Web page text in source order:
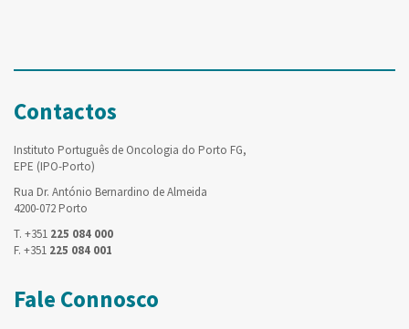
Contactos
Instituto Português de Oncologia do Porto FG,
EPE (IPO-Porto)
Rua Dr. António Bernardino de Almeida
4200-072 Porto
T. +351 225 084 000
F. +351 225 084 001
Fale Connosco